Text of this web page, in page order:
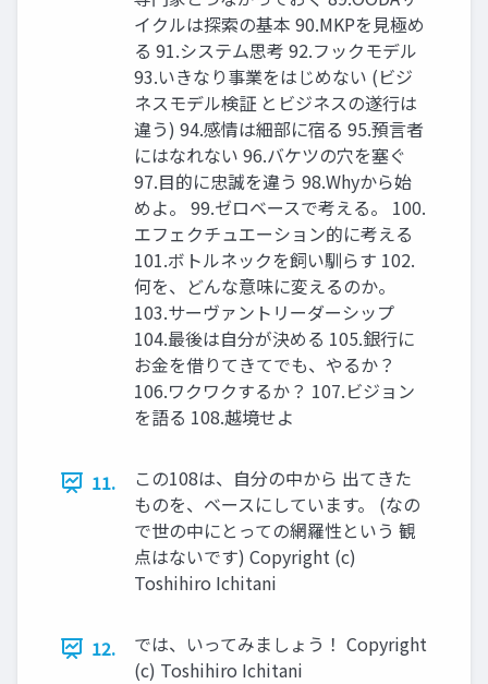
イクルは探索の基本 90.MKPを⾒極め
る 91.システム思考 92.フックモデル
93.いきなり事業をはじめない (ビジ
ネスモデル検証 とビジネスの遂⾏は
違う) 94.感情は細部に宿る 95.預⾔者
にはなれない 96.バケツの⽳を塞ぐ
97.⽬的に忠誠を違う 98.Whyから始
めよ。 99.ゼロベースで考える。 100.
エフェクチュエーション的に考える
101.ボトルネックを飼い馴らす 102.
何を、どんな意味に変えるのか。
103.サーヴァントリーダーシップ
104.最後は⾃分が決める 105.銀⾏に
お⾦を借りてきてでも、やるか？
106.ワクワクするか？ 107.ビジョン
を語る 108.越境せよ
11.
この108は、⾃分の中から 出てきた
ものを、ベースにしています。 (なの
で世の中にとっての網羅性という 観
点はないです) Copyright (c)
Toshihiro Ichitani
12.
では、いってみましょう！ Copyright
(c) Toshihiro Ichitani